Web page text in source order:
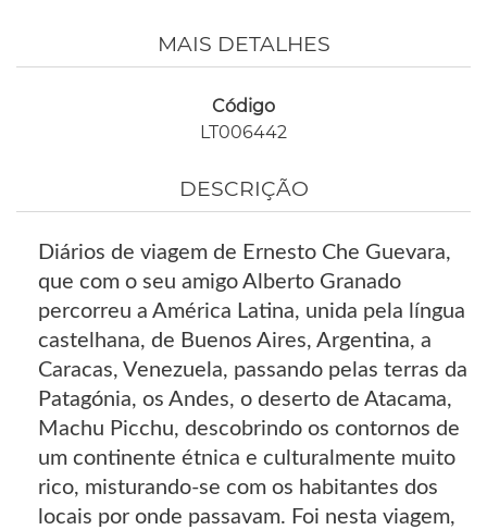
MAIS DETALHES
Código
LT006442
DESCRIÇÃO
Diários de viagem de Ernesto Che Guevara,
que com o seu amigo Alberto Granado
percorreu a América Latina, unida pela língua
castelhana, de Buenos Aires, Argentina, a
Caracas, Venezuela, passando pelas terras da
Patagónia, os Andes, o deserto de Atacama,
Machu Picchu, descobrindo os contornos de
um continente étnica e culturalmente muito
rico, misturando-se com os habitantes dos
locais por onde passavam. Foi nesta viagem,